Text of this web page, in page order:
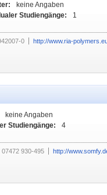
keine Angaben
Studiengänge:
1
0 http://www.ria-
keine Angaben
Studiengänge:
4
07472 930-495 http://